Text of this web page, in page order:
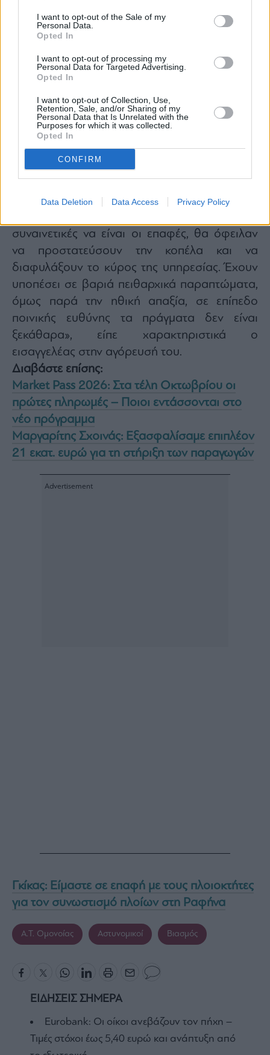
I want to opt-out of the Sale of my
Personal Data.
Opted In
I want to opt-out of processing my
Personal Data for Targeted Advertising.
Opted In
I want to opt-out of Collection, Use,
Retention, Sale, and/or Sharing of my
Personal Data that Is Unrelated with the
Purposes for which it was collected.
Opted In
CONFIRM
Data Deletion Data Access Privacy Policy
«Φέρθηκαν αναξιοπρεπώς, όσα έκαναν είναι
κατακριτέα και δεν υπάρχει κανένας
αστερίσκος σε όλα αυτά. Εξέθεσαν και
απαξίωσαν την υπηρεσία, ευτέλισαν και δεν
συναινετικές να είναι οι επαφές, θα όφειλαν
να προστατεύσουν την κοπέλα και να
διαφυλάξουν το κύρος της υπηρεσίας. Έχουν
υποπέσει σε βαριά πειθαρχικά παραπτώματα,
όμως παρά την ηθική απαξία, σε επίπεδο
ποινικής ευθύνης τα πράγματα δεν είναι
ξεκάθαρα», είπε χαρακτηριστικά ο
εισαγγελέας στην αγόρευσή του.
Διαβάστε επίσης:
Market Pass 2026: Στα τέλη Οκτωβρίου οι
πρώτες πληρωμές – Ποιοι εντάσσονται στο
νέο πρόγραμμα
Μαργαρίτης Σχοινάς: Εξασφαλίσαμε επιπλέον
21 εκατ. ευρώ για τη στήριξη των παραγωγών
Γκίκας: Είμαστε σε επαφή με τους πλοιοκτήτες
για τον συνωστισμό πλοίων στη Ραφήνα
Α.Τ. Ομονοίας Αστυνομικοί Βιασμός
ΕΙΔΗΣΕΙΣ ΣΗΜΕΡΑ
Eurobank: Οι οίκοι ανεβάζουν τον πήχη –
Τιμές στόχοι έως 5,40 ευρώ και ανάπτυξη από